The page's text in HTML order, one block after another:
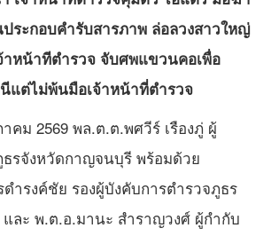
ระกอบคำรับสารภาพ ล่อลวงสาวใหญ่
หน้าทีตำรวจ จับศพแขวนคอเพื่อ
แต่ไม่พ้นมือเจ้าหน้าที่ตำรวจ
คม 2569 พล.ต.ต.พศวีร์ เรืองภู่ ผู้
รจังหวัดกาญจนบุรี พร้อมด้วย
ำรงค์ชัย รองผู้บังคับการตำรวจภูธร
ละ พ.ต.อ.มานะ สำราญวงศ์ ผู้กำกับ